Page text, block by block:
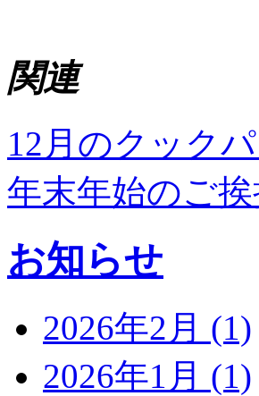
関連
12月のクック
年末年始のご
お知らせ
2026年2月 (1)
2026年1月 (1)